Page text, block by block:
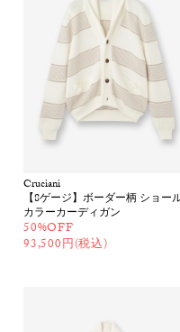
Cruciani
【8ゲージ】ボーダー柄 ショー
カラーカーディガン
50%OFF
93,500円(税込)